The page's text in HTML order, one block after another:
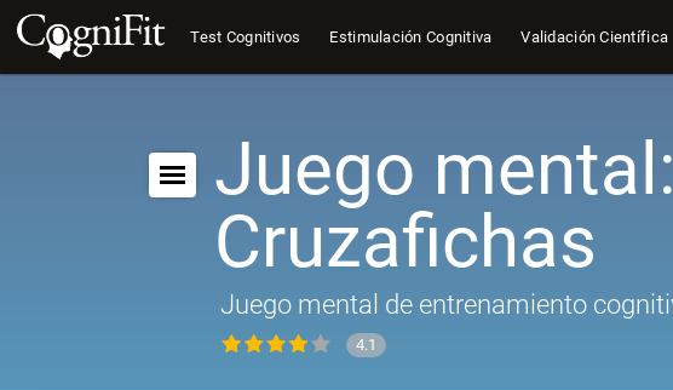
Test Cognitivos Estimulación Cognitiva Validación Científica
Juego mental:
Cruzafichas
Juego mental de entrenamiento
4.1